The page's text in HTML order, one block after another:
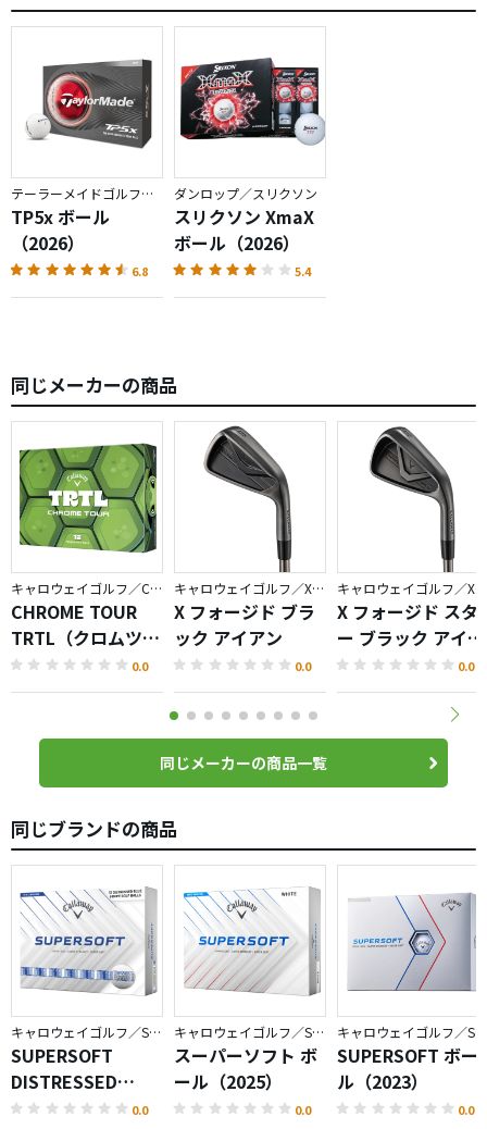
テーラーメイドゴルフ／TP5
TP5x ボール
（2026）
6.8
ダンロップ／スリクソン
スリクソン XmaX
ボール（2026）
5.4
同じメーカーの商品
キャロウェイゴルフ／CHROME
CHROME TOUR
TRTL（クロムツア
ータートル）ボー
ル
0.0
キャロウェイゴルフ／X FORGED
X フォージド ブラ
ック アイアン
0.0
X フォージド スタ
ー ブラック アイア
ン
0.0
同じメーカーの商品一覧
同じブランドの商品
キャロウェイゴルフ／SUPERSOFT
SUPERSOFT
DISTRESSED
STRIPE ボール 0.0
キャロウェイゴルフ／SUPERSOFT
スーパーソフト ボ
ール（2025）
0.0
SUPERSOFT ボー
ル（2023）
0.0